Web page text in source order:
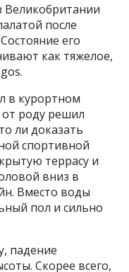
Великобритании
после
его
как тяжелое,
в курортном
роду решил
ли доказать
спортивной
террасу и
вниз в
Вместо воды
пол и сильно
падение
Скорее всего,